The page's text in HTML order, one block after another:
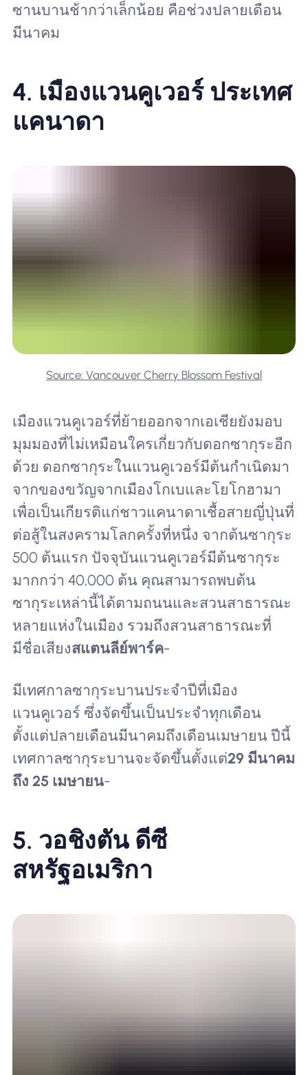
ซานบานช้ากว่าเล็กน้อย คือช่วงปลายเดือน
มีนาคม
4. เมืองแวนคูเวอร์ ประเทศ
แคนาดา
Source: Vancouver Cherry Blossom Festival
เมืองแวนคูเวอร์ที่ย้ายออกจากเอเชียยังมอบ
มุมมองที่ไม่เหมือนใครเกี่ยวกับดอกซากุระอีก
ด้วย ดอกซากุระในแวนคูเวอร์มีต้นกำเนิดมา
จากของขวัญจากเมืองโกเบและโยโกฮามา
เพื่อเป็นเกียรติแก่ชาวแคนาดาเชื้อสายญี่ปุ่นที่
ต่อสู้ในสงครามโลกครั้งที่หนึ่ง จากต้นซากุระ
500 ต้นแรก ปัจจุบันแวนคูเวอร์มีต้นซากุระ
มากกว่า 40,000 ต้น คุณสามารถพบต้น
ซากุระเหล่านี้ได้ตามถนนและสวนสาธารณะ
หลายแห่งในเมือง รวมถึงสวนสาธารณะที่
มีชื่อเสียงสแตนลีย์พาร์ค-
มีเทศกาลซากุระบานประจำปีที่เมือง
แวนคูเวอร์ ซึ่งจัดขึ้นเป็นประจำทุกเดือน
ตั้งแต่ปลายเดือนมีนาคมถึงเดือนเมษายน ปีนี้
เทศกาลซากุระบานจะจัดขึ้นตั้งแต่29 มีนาคม
ถึง 25 เมษายน-
5. วอชิงตัน ดีซี
สหรัฐอเมริกา